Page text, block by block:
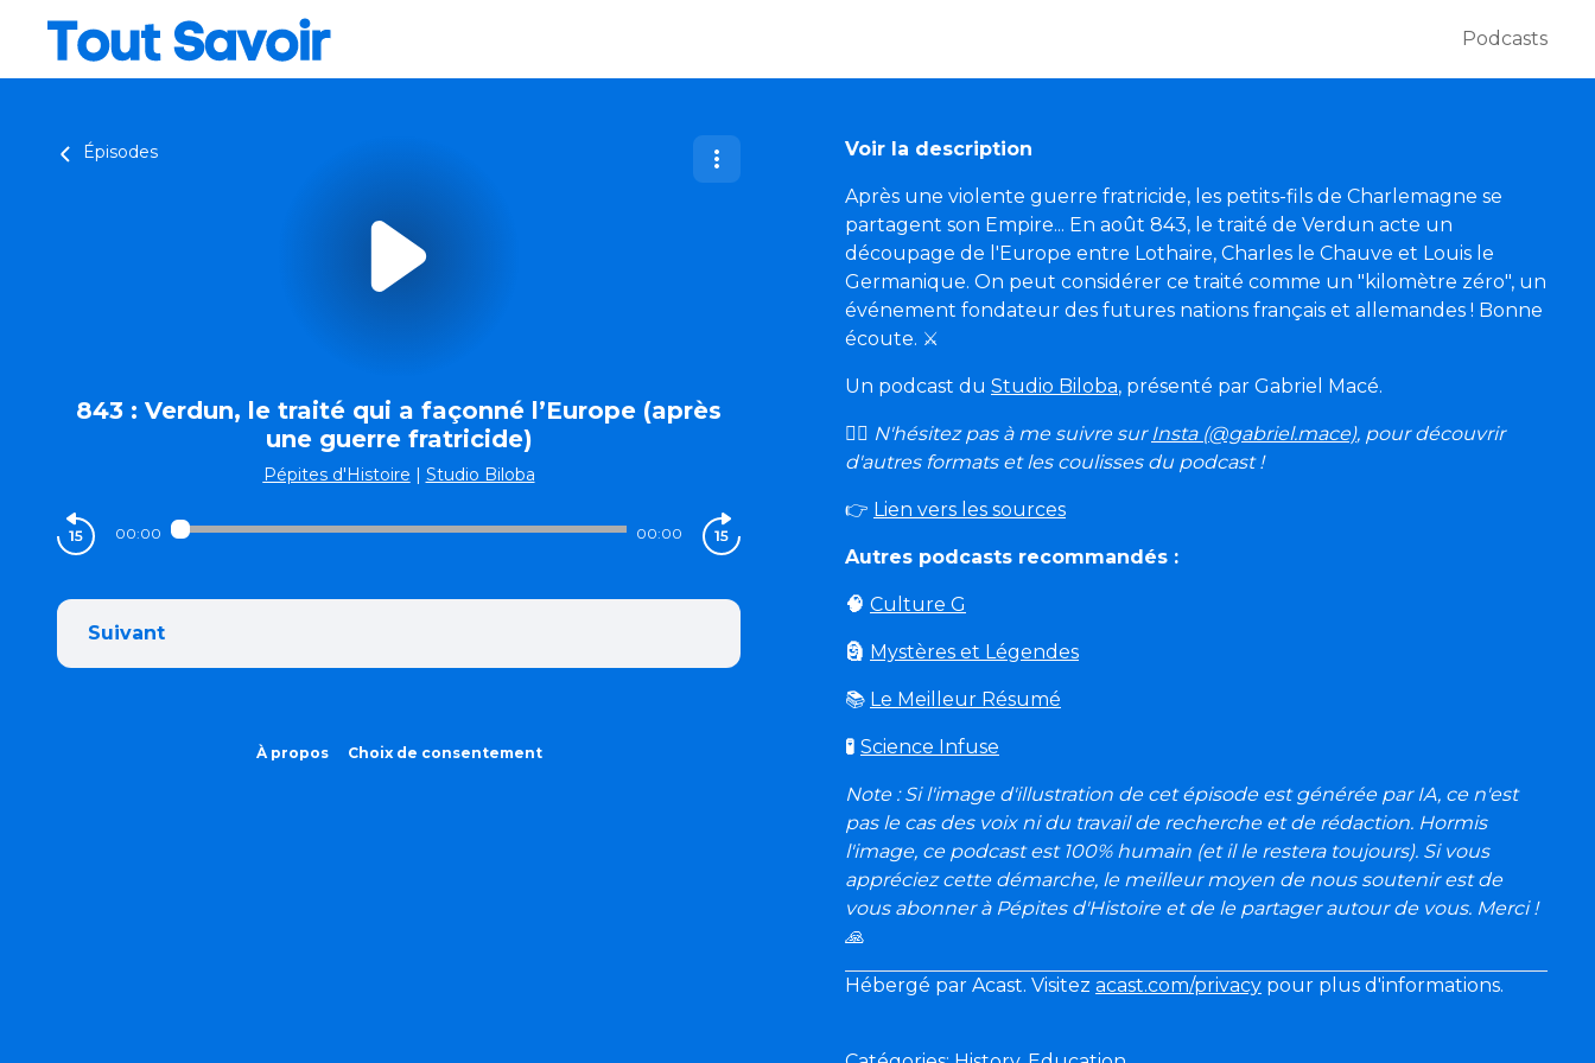
Podcasts
Épisodes
843 : Verdun, le traité qui a façonné l’Europe (après
une guerre fratricide)
Pépites d'Histoire | Studio Biloba
00:00 00:00
Suivant
À propos Choix de consentement
Voir la description
Après une violente guerre fratricide, les petits-fils de Charlemagne se
partagent son Empire... En août 843, le traité de Verdun acte un
découpage de l'Europe entre Lothaire, Charles le Chauve et Louis le
Germanique. On peut considérer ce traité comme un "kilomètre zéro", un
événement fondateur des futures nations français et allemandes ! Bonne
écoute. ⚔️
Un podcast du Studio Biloba, présenté par Gabriel Macé.
🙋‍♂️ N'hésitez pas à me suivre sur Insta (@gabriel.mace), pour découvrir
d'autres formats et les coulisses du podcast !
👉 Lien vers les sources
Autres podcasts recommandés :
🧠 Culture G
🗿 Mystères et Légendes
📚 Le Meilleur Résumé
🧪 Science Infuse
Note : Si l'image d'illustration de cet épisode est générée par IA, ce n'est
pas le cas des voix ni du travail de recherche et de rédaction. Hormis
l'image, ce podcast est 100% humain (et il le restera toujours). Si vous
appréciez cette démarche, le meilleur moyen de nous soutenir est de
vous abonner à Pépites d'Histoire et de le partager autour de vous. Merci !
🙏
Hébergé par Acast. Visitez acast.com/privacy pour plus d'informations.